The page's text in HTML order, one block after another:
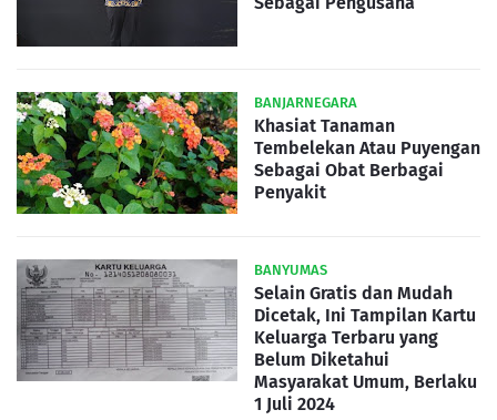
BANJARNEGARA
Khasiat Tanaman
Tembelekan Atau Puyengan
Sebagai Obat Berbagai
Penyakit
BANYUMAS
Selain Gratis dan Mudah
Dicetak, Ini Tampilan Kartu
Keluarga Terbaru yang
Belum Diketahui
Masyarakat Umum, Berlaku
1 Juli 2024